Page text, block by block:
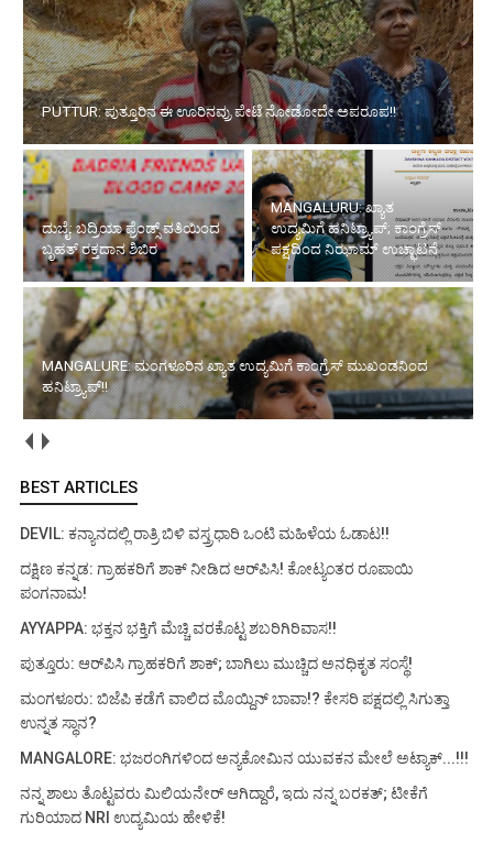
PUTTUR: ಪುತ್ತೂರಿನ ಈ ಊರಿನವ್ರು ಪೇಟೆ ನೋಡೋದೇ ಅಪರೂಪ!!
ದುಬೈ: ಬದ್ರಿಯಾ ಫ್ರೆಂಡ್ಸ್ ವತಿಯಿಂದ
ಬೃಹತ್ ರಕ್ತದಾನ ಶಿಬಿರ
MANGALURU: ಖ್ಯಾತ
ಉದ್ಯಮಿಗೆ ಹನಿಟ್ರ್ಯಾಪ್; ಕಾಂಗ್ರೆಸ್
ಪಕ್ಷದಿಂದ ನಿಝಾಮ್ ಉಚ್ಛಾಟನೆ
MANGALURE: ಮಂಗಳೂರಿನ ಖ್ಯಾತ ಉದ್ಯಮಿಗೆ ಕಾಂಗ್ರೆಸ್ ಮುಖಂಡನಿಂದ
ಹನಿಟ್ರ್ಯಾಪ್!!
BEST ARTICLES
DEVIL: ಕನ್ಯಾನದಲ್ಲಿ ರಾತ್ರಿ ಬಿಳಿ ವಸ್ತ್ರಧಾರಿ ಒಂಟಿ ಮಹಿಳೆಯ ಓಡಾಟ!!
ದಕ್ಷಿಣ ಕನ್ನಡ: ಗ್ರಾಹಕರಿಗೆ ಶಾಕ್ ನೀಡಿದ ಆರ್‌ಪಿಸಿ! ಕೋಟ್ಯಂತರ ರೂಪಾಯಿ
ಪಂಗನಾಮ!
AYYAPPA: ಭಕ್ತನ ಭಕ್ತಿಗೆ ಮೆಚ್ಚಿ ವರಕೊಟ್ಟ ಶಬರಿಗಿರಿವಾಸ!!
ಪುತ್ತೂರು: ಆರ್‌ಪಿಸಿ ಗ್ರಾಹಕರಿಗೆ ಶಾಕ್; ಬಾಗಿಲು ಮುಚ್ಚಿದ ಅನಧಿಕೃತ ಸಂಸ್ಥೆ!
ಮಂಗಳೂರು: ಬಿಜೆಪಿ ಕಡೆಗೆ ವಾಲಿದ ಮೊಯ್ದಿನ್ ಬಾವಾ!? ಕೇಸರಿ ಪಕ್ಷದಲ್ಲಿ ಸಿಗುತ್ತಾ
ಉನ್ನತ ಸ್ಥಾನ?
MANGALORE: ಭಜರಂಗಿಗಳಿಂದ ಅನ್ಯಕೋಮಿನ ಯುವಕನ ಮೇಲೆ ಅಟ್ಯಾಕ್...!!!
ನನ್ನ ಶಾಲು ತೊಟ್ಟವರು ಮಿಲಿಯನೇರ್ ಆಗಿದ್ದಾರೆ, ಇದು ನನ್ನ ಬರಕತ್; ಟೀಕೆಗೆ
ಗುರಿಯಾದ NRI ಉದ್ಯಮಿಯ ಹೇಳಿಕೆ!